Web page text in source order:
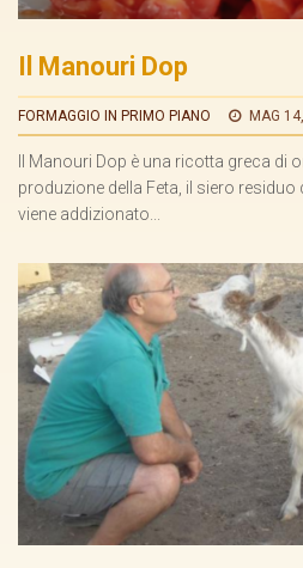
Il Manouri Dop
FORMAGGIO IN PRIMO PIANO MAG
Il Manouri Dop è una ricotta greca di
produzione della Feta, il siero residuo
viene addizionato...